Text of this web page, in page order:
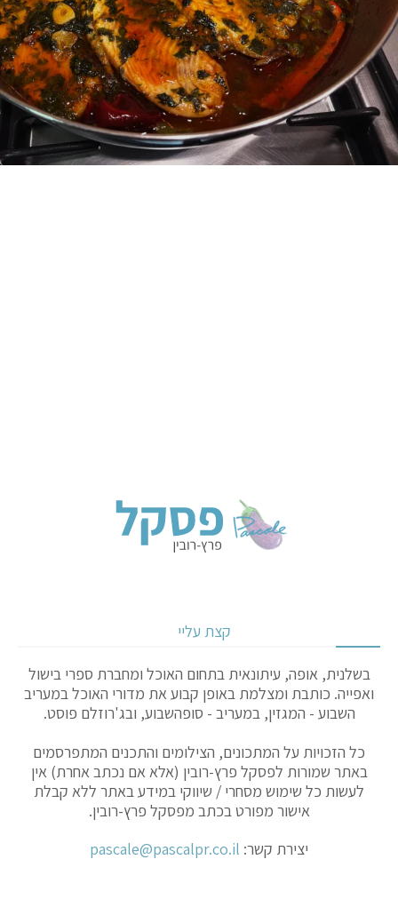
קצת עליי
בשלנית, אופה, עיתונאית בתחום האוכל ומחברת ספרי בישול
ואפייה. כותבת ומצלמת באופן קבוע את מדורי האוכל במעריב
השבוע - המגזין, במעריב - סופהשבוע, ובג'רוזלם פוסט.
כל הזכויות על המתכונים, הצילומים והתכנים המתפרסמים
באתר שמורות לפסקל פרץ-רובין (אלא אם נכתב אחרת) אין
לעשות כל שימוש מסחרי / שיווקי במידע באתר ללא קבלת
אישור מפורט בכתב מפסקל פרץ-רובין.
יצירת קשר: pascale@pascalpr.co.il